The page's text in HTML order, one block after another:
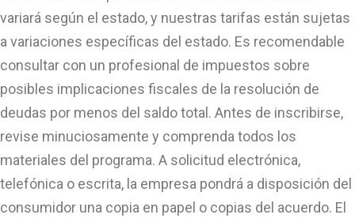
variará según el estado, y nuestras tarifas están sujetas
a variaciones específicas del estado. Es recomendable
consultar con un profesional de impuestos sobre
posibles implicaciones fiscales de la resolución de
deudas por menos del saldo total. Antes de inscribirse,
revise minuciosamente y comprenda todos los
materiales del programa. A solicitud electrónica,
telefónica o escrita, la empresa pondrá a disposición del
consumidor una copia en papel o copias del acuerdo. El